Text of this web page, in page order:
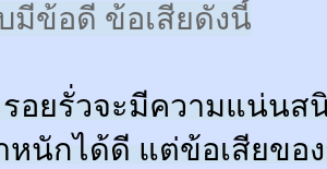
มีข้อดี ข้อเสียดังนี้
อยรั่วจะมีความแน่นส
หนักได้ดี แต่ข้อเสียขอ